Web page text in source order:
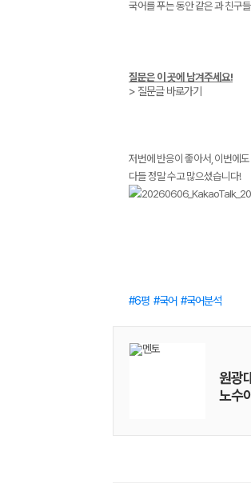
국어를 푸는 동안 같은 과 친구
질문은 이 곳에 남겨주세요!
> 질문글 바로가기
저번에 반응이 좋아서, 이번에
다들 정말 수고 많으셨습니다!
6평 국어 국어분석
원광
노수